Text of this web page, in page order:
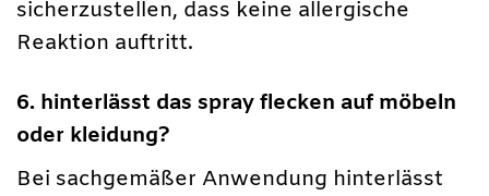
sicherzustellen, dass keine allergische
Reaktion auftritt.
6. hinterlässt das spray flecken auf möbeln
oder kleidung?
Bei sachgemäßer Anwendung hinterlässt